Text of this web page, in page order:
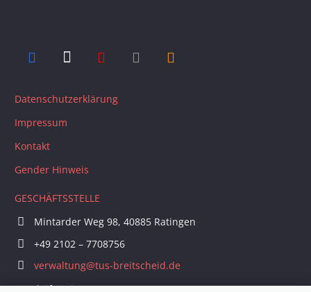
Datenschutzerklärung
Impressum
Kontakt
Gender Hinweis
GESCHÄFTSSTELLE
Mintarder Weg 98, 40885 Ratingen
+49 2102 – 7708756
verwaltung@tus-breitscheid.de
Geschäftszeiten: